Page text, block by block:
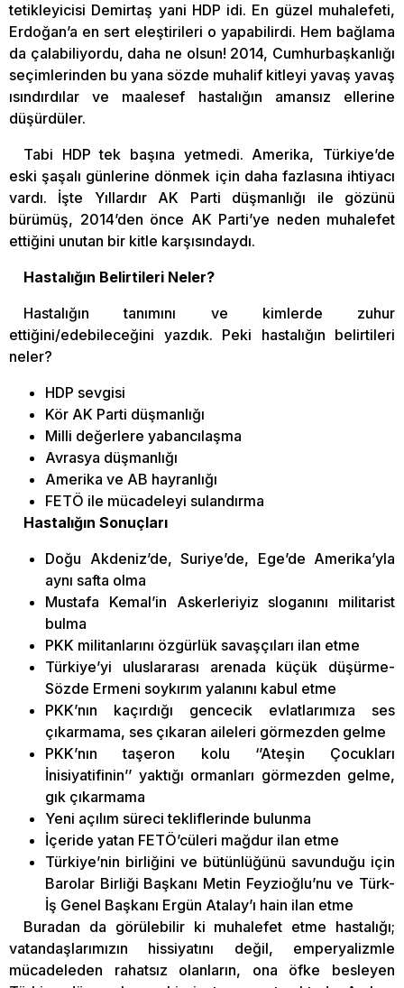
tetikleyicisi Demirtaş yani HDP idi. En güzel muhalefeti,
Erdoğan’a en sert eleştirileri o yapabilirdi. Hem bağlama
da çalabiliyordu, daha ne olsun! 2014, Cumhurbaşkanlığı
seçimlerinden bu yana sözde muhalif kitleyi yavaş yavaş
ısındırdılar ve maalesef hastalığın amansız ellerine
düşürdüler.
Tabi HDP tek başına yetmedi. Amerika, Türkiye’de
eski şaşalı günlerine dönmek için daha fazlasına ihtiyacı
vardı. İşte Yıllardır AK Parti düşmanlığı ile gözünü
bürümüş, 2014’den önce AK Parti’ye neden muhalefet
ettiğini unutan bir kitle karşısındaydı.
Hastalığın Belirtileri Neler?
Hastalığın tanımını ve kimlerde zuhur
ettiğini/edebileceğini yazdık. Peki hastalığın belirtileri
neler?
HDP sevgisi
Kör AK Parti düşmanlığı
Milli değerlere yabancılaşma
Avrasya düşmanlığı
Amerika ve AB hayranlığı
FETÖ ile mücadeleyi sulandırma
Hastalığın Sonuçları
Doğu Akdeniz’de, Suriye’de, Ege’de Amerika’yla
aynı safta olma
Mustafa Kemal’in Askerleriyiz sloganını militarist
bulma
PKK militanlarını özgürlük savaşçıları ilan etme
Türkiye’yi uluslararası arenada küçük düşürme-
Sözde Ermeni soykırım yalanını kabul etme
PKK’nın kaçırdığı gencecik evlatlarımıza ses
çıkarmama, ses çıkaran aileleri görmezden gelme
PKK’nın taşeron kolu ‘’Ateşin Çocukları
İnisiyatifinin’’ yaktığı ormanları görmezden gelme,
gık çıkarmama
Yeni açılım süreci tekliflerinde bulunma
İçeride yatan FETÖ’cüleri mağdur ilan etme
Türkiye’nin birliğini ve bütünlüğünü savunduğu için
Barolar Birliği Başkanı Metin Feyzioğlu’nu ve Türk-
İş Genel Başkanı Ergün Atalay’ı hain ilan etme
Buradan da görülebilir ki muhalefet etme hastalığı;
vatandaşlarımızın hissiyatını değil, emperyalizmle
mücadeleden rahatsız olanların, ona öfke besleyen